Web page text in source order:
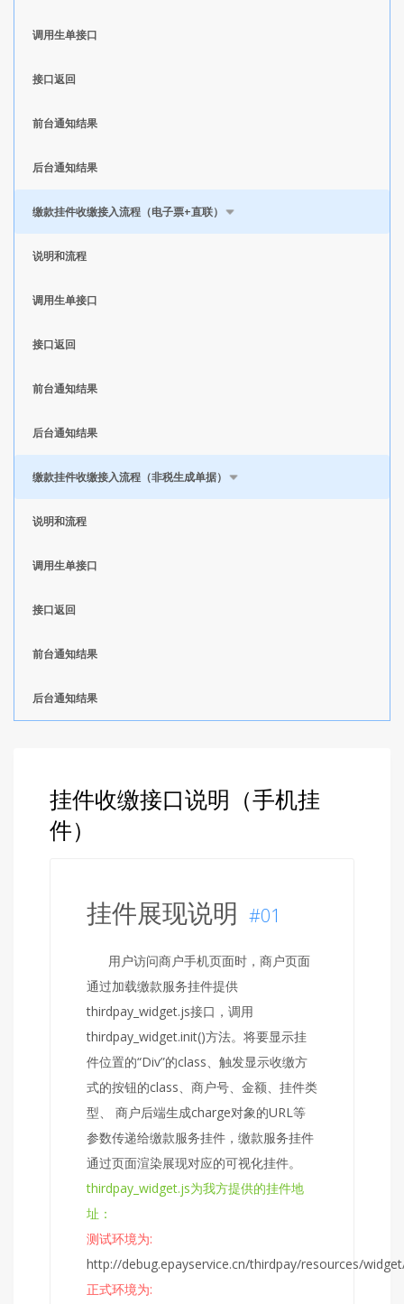
调用生单接口
接口返回
前台通知结果
后台通知结果
缴款挂件收缴接入流程（电子票+直联）
说明和流程
调用生单接口
接口返回
前台通知结果
后台通知结果
缴款挂件收缴接入流程（非税生成单据）
说明和流程
调用生单接口
接口返回
前台通知结果
后台通知结果
挂件收缴接口说明（手机挂
件）
挂件展现说明 #01
用户访问商户手机页面时，商户页面
通过加载缴款服务挂件提供
thirdpay_widget.js接口，调用
thirdpay_widget.init()方法。将要显示挂
件位置的“Div”的class、触发显示收缴方
式的按钮的class、商户号、金额、挂件类
型、 商户后端生成charge对象的URL等
参数传递给缴款服务挂件，缴款服务挂件
通过页面渲染展现对应的可视化挂件。
thirdpay_widget.js为我方提供的挂件地
址：
测试环境为:
http://debug.epayservice.cn/thirdpay/resources/
正式环境为: